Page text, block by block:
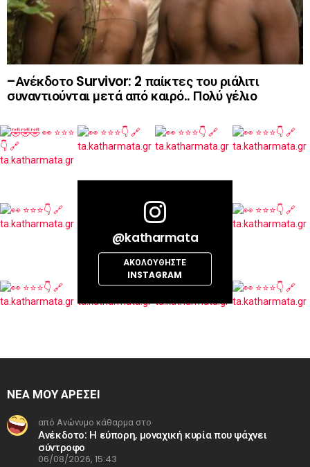
–Ανέκδοτο Survivor: 2 παίκτες του ριάλιτι
συναντιούνται μετά από καιρό.. Πολύ γέλιο
@katharmata
ΑΚΟΛΟΥΘΉΣΤΕ
INSTAGRAM
ΝΕΑ ΜΟΥ ΑΡΕΣΕΙ
από Ανώνυμο κάθαρμα στο
Ανέκδοτο: Η εύπορη, μοναχική κυρία που ψάχνει
σύντροφο
06/08/2026, 15:43